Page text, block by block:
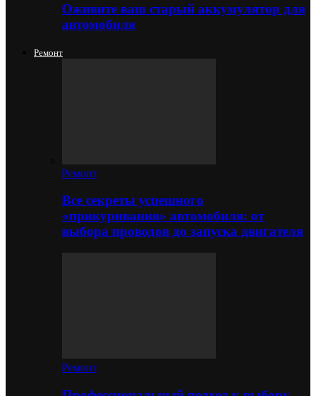
Оживите ваш старый аккумулятор для
автомобиля
Ремонт
Ремонт
Все секреты успешного
«прикуривания» автомобиля: от
выбора проводов до запуска двигателя
Ремонт